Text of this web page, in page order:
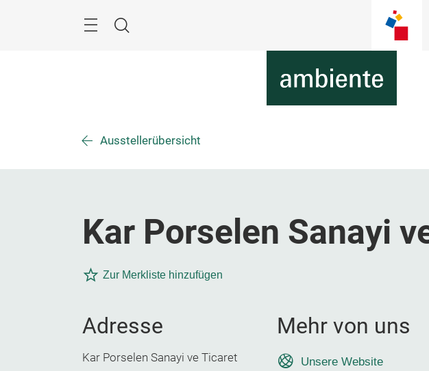
Suche
Ausstellerübersicht
Kar Porselen Sanayi
Zur Merkliste hinzufügen
Adresse
Kar Porselen Sanayi ve Ticaret
Mehr von uns
Unsere Website